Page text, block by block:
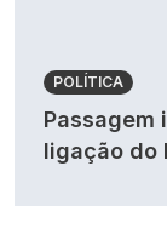
POLÍTICA
Passagem
ligação do